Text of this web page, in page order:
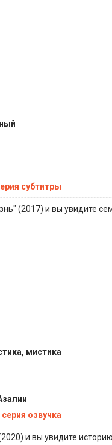
субтитры
(2017) и вы увидите
мистика
озвучка
и вы увидите